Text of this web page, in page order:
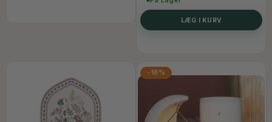
LÆG I KURV
-18%